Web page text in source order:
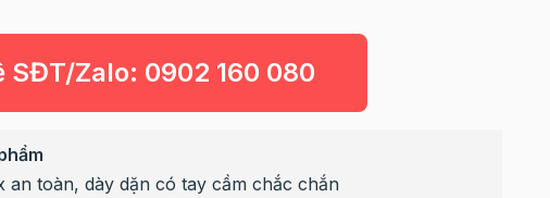
SĐT/Zalo: 0902 160 080
an toàn, dày dặn có tay cầm chắc chắn